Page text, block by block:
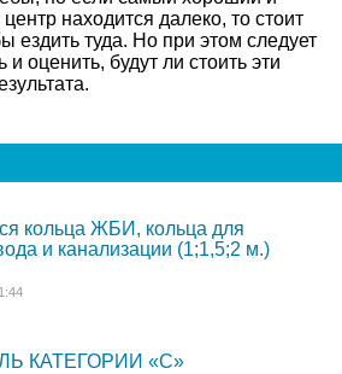
находится далеко, то стоит
ездить туда. Но при этом следует
оценить, будут ли стоить эти
кольца ЖБИ, кольца для
и канализации (1;1,5;2 м.)
КАТЕГОРИИ «C»